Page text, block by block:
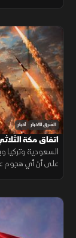
الشرق للأخبار أخبار
اتفاق مكة
الحوثيين
السعودية
على أن أي هجوم